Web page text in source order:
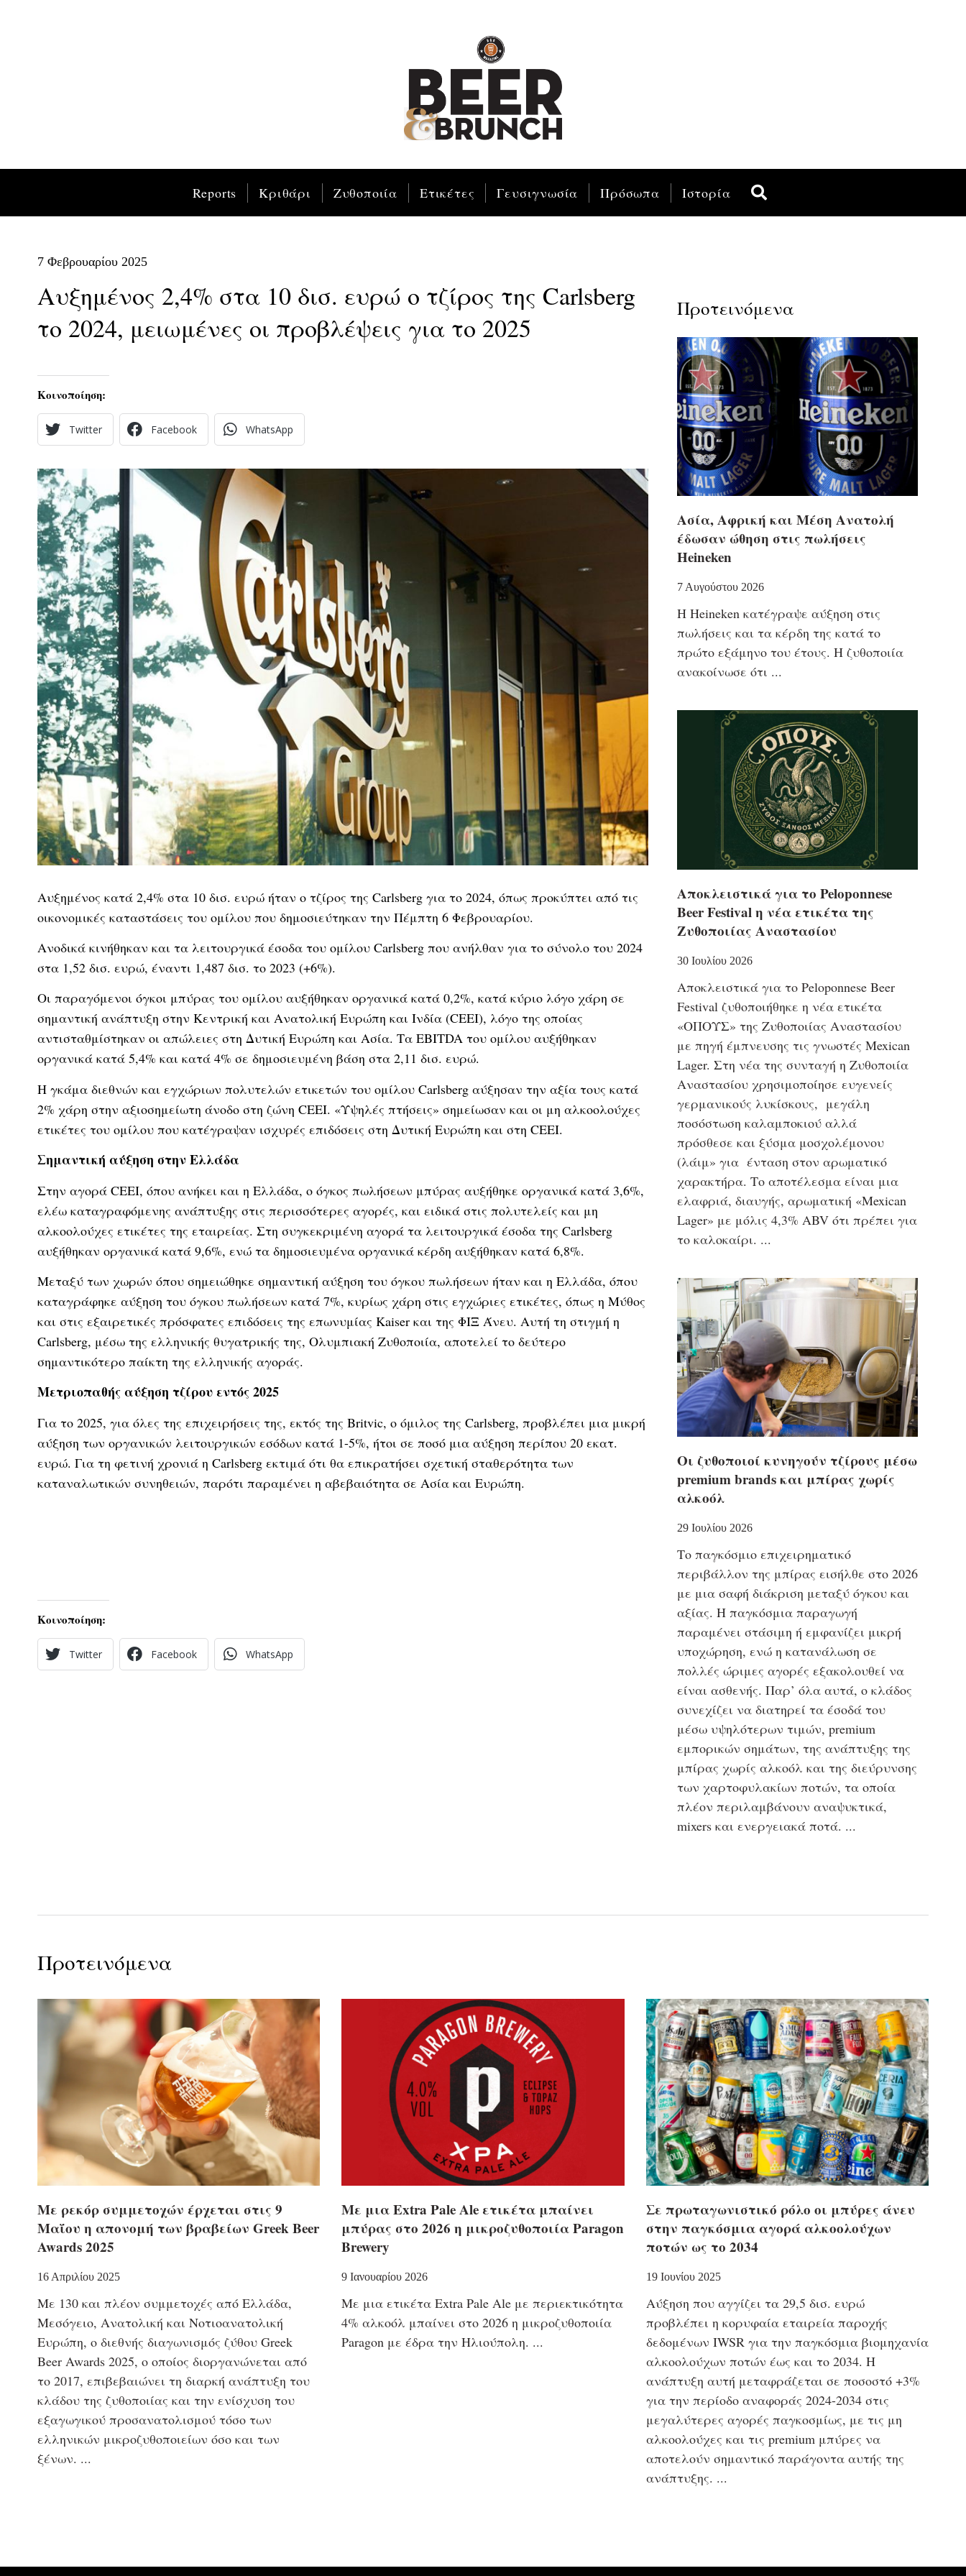
Reports Κριθάρι Ζυθοποιία Ετικέτες Γευσιγνωσία Πρόσωπα Ιστορία
7 Φεβρουαρίου 2025
Αυξημένος 2,4% στα 10 δισ. ευρώ ο τζίρος της Carlsberg
το 2024, μειωμένες οι προβλέψεις για το 2025
Κοινοποίηση:
Twitter Facebook WhatsApp
Αυξημένος κατά 2,4% στα 10 δισ. ευρώ ήταν ο τζίρος της Carlsberg για το 2024, όπως προκύπτει από τις
οικονομικές καταστάσεις του ομίλου που δημοσιεύτηκαν την Πέμπτη 6 Φεβρουαρίου.
Ανοδικά κινήθηκαν και τα λειτουργικά έσοδα του ομίλου Carlsberg που ανήλθαν για το σύνολο του 2024
στα 1,52 δισ. ευρώ, έναντι 1,487 δισ. το 2023 (+6%).
Οι παραγόμενοι όγκοι μπύρας του ομίλου αυξήθηκαν οργανικά κατά 0,2%, κατά κύριο λόγο χάρη σε
σημαντική ανάπτυξη στην Κεντρική και Ανατολική Ευρώπη και Ινδία (CEEI), λόγο της οποίας
αντισταθμίστηκαν οι απώλειες στη Δυτική Ευρώπη και Ασία. Τα EBITDA του ομίλου αυξήθηκαν
οργανικά κατά 5,4% και κατά 4% σε δημοσιευμένη βάση στα 2,11 δισ. ευρώ.
Η γκάμα διεθνών και εγχώριων πολυτελών ετικετών του ομίλου Carlsberg αύξησαν την αξία τους κατά
2% χάρη στην αξιοσημείωτη άνοδο στη ζώνη CEEI. «Υψηλές πτήσεις» σημείωσαν και οι μη αλκοολούχες
ετικέτες του ομίλου που κατέγραψαν ισχυρές επιδόσεις στη Δυτική Ευρώπη και στη CEEI.
Σημαντική αύξηση στην Ελλάδα
Στην αγορά CEEI, όπου ανήκει και η Ελλάδα, ο όγκος πωλήσεων μπύρας αυξήθηκε οργανικά κατά 3,6%,
ελέω καταγραφόμενης ανάπτυξης στις περισσότερες αγορές, και ειδικά στις πολυτελείς και μη
αλκοολούχες ετικέτες της εταιρείας. Στη συγκεκριμένη αγορά τα λειτουργικά έσοδα της Carlsberg
αυξήθηκαν οργανικά κατά 9,6%, ενώ τα δημοσιευμένα οργανικά κέρδη αυξήθηκαν κατά 6,8%.
Μεταξύ των χωρών όπου σημειώθηκε σημαντική αύξηση του όγκου πωλήσεων ήταν και η Ελλάδα, όπου
καταγράφηκε αύξηση του όγκου πωλήσεων κατά 7%, κυρίως χάρη στις εγχώριες ετικέτες, όπως η Μύθος
και στις εξαιρετικές πρόσφατες επιδόσεις της επωνυμίας Kaiser και της ΦΙΞ Άνευ. Αυτή τη στιγμή η
Carlsberg, μέσω της ελληνικής θυγατρικής της, Ολυμπιακή Ζυθοποιία, αποτελεί το δεύτερο
σημαντικότερο παίκτη της ελληνικής αγοράς.
Μετριοπαθής αύξηση τζίρου εντός 2025
Για το 2025, για όλες της επιχειρήσεις της, εκτός της Britvic, ο όμιλος της Carlsberg, προβλέπει μια μικρή
αύξηση των οργανικών λειτουργικών εσόδων κατά 1-5%, ήτοι σε ποσό μια αύξηση περίπου 20 εκατ.
ευρώ. Για τη φετινή χρονιά η Carlsberg εκτιμά ότι θα επικρατήσει σχετική σταθερότητα των
καταναλωτικών συνηθειών, παρότι παραμένει η αβεβαιότητα σε Ασία και Ευρώπη.
Κοινοποίηση:
Twitter Facebook WhatsApp
Προτεινόμενα
Ασία, Αφρική και Μέση Ανατολή
έδωσαν ώθηση στις πωλήσεις
Heineken
7 Αυγούστου 2026
Η Heineken κατέγραψε αύξηση στις
πωλήσεις και τα κέρδη της κατά το
πρώτο εξάμηνο του έτους. Η ζυθοποιία
ανακοίνωσε ότι
Αποκλειστικά για το Peloponnese
Beer Festival η νέα ετικέτα της
Ζυθοποιίας Αναστασίου
30 Ιουλίου 2026
Αποκλειστικά για το Peloponnese Beer
Festival ζυθοποιήθηκε η νέα ετικέτα
«ΟΠΟΥΣ» της Ζυθοποιίας Αναστασίου
με πηγή έμπνευσης τις γνωστές Mexican
Lager. Στη νέα της συνταγή η Ζυθοποιία
Αναστασίου χρησιμοποίησε ευγενείς
γερμανικούς λυκίσκους, μεγάλη
ποσόστωση καλαμποκιού αλλά
πρόσθεσε και ξύσμα μοσχολέμονου
(λάιμ» για ένταση στον αρωματικό
χαρακτήρα. Το αποτέλεσμα είναι μια
ελαφριά, διαυγής, αρωματική «Mexican
Lager» με μόλις 4,3% ABV ότι πρέπει για
το καλοκαίρι.
Οι ζυθοποιοί κυνηγούν τζίρους μέσω
premium brands και μπίρας χωρίς
αλκοόλ
29 Ιουλίου 2026
Το παγκόσμιο επιχειρηματικό
περιβάλλον της μπίρας εισήλθε στο 2026
με μια σαφή διάκριση μεταξύ όγκου και
αξίας. Η παγκόσμια παραγωγή
παραμένει στάσιμη ή εμφανίζει μικρή
υποχώρηση, ενώ η κατανάλωση σε
πολλές ώριμες αγορές εξακολουθεί να
είναι ασθενής. Παρ’ όλα αυτά, ο κλάδος
συνεχίζει να διατηρεί τα έσοδά του
μέσω υψηλότερων τιμών, premium
εμπορικών σημάτων, της ανάπτυξης της
μπίρας χωρίς αλκοόλ και της διεύρυνσης
των χαρτοφυλακίων ποτών, τα οποία
πλέον περιλαμβάνουν αναψυκτικά,
mixers και ενεργειακά ποτά.
Προτεινόμενα
Με ρεκόρ συμμετοχών έρχεται στις 9
Μαΐου η απονομή των βραβείων Greek Beer
Awards 2025
16 Απριλίου 2025
Με 130 και πλέον συμμετοχές από Ελλάδα,
Μεσόγειο, Ανατολική και Νοτιοανατολική
Ευρώπη, ο διεθνής διαγωνισμός ζύθου Greek
Beer Awards 2025, ο οποίος διοργανώνεται από
το 2017, επιβεβαιώνει τη διαρκή ανάπτυξη του
κλάδου της ζυθοποιίας και την ενίσχυση του
εξαγωγικού προσανατολισμού τόσο των
ελληνικών μικροζυθοποιείων όσο και των
ξένων.
Με μια Extra Pale Ale ετικέτα μπαίνει
μπύρας στο 2026 η μικροζυθοποιία Paragon
Brewery
9 Ιανουαρίου 2026
Με μια ετικέτα Extra Pale Ale με περιεκτικότητα
4% αλκοόλ μπαίνει στο 2026 η μικροζυθοποιία
Paragon με έδρα την Ηλιούπολη.
Σε πρωταγωνιστικό ρόλο οι μπύρες άνευ
στην παγκόσμια αγορά αλκοολούχων
ποτών ως το 2034
19 Ιουνίου 2025
Αύξηση που αγγίζει τα 29,5 δισ. ευρώ
προβλέπει η κορυφαία εταιρεία παροχής
δεδομένων IWSR για την παγκόσμια βιομηχανία
αλκοολούχων ποτών έως και το 2034. Η
ανάπτυξη αυτή μεταφράζεται σε ποσοστό +3%
για την περίοδο αναφοράς 2024-2034 στις
μεγαλύτερες αγορές παγκοσμίως, με τις μη
αλκοολούχες και τις premium μπύρες να
αποτελούν σημαντικό παράγοντα αυτής της
ανάπτυξης.